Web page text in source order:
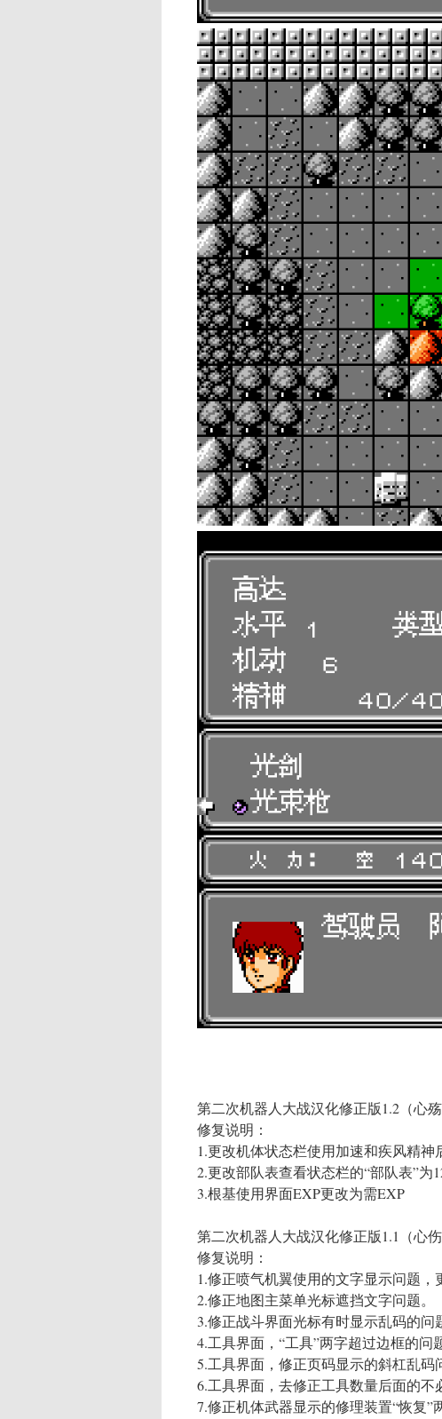
第二次机器人大战汉化修正版1.2（心殇
修复说明：
1.更改机体状态栏使用加速和疾风精
2.更改部队表查看状态栏的“部队表”为
3.根基使用界面EXP更改为需EXP
第二次机器人大战汉化修正版1.1（心伤
修复说明：
1.修正喷气机翼使用的文字显示问题
2.修正地图主菜单光标遮挡文字问题。
3.修正战斗界面光标有时显示乱码的问
4.工具界面，“工具”两字超过边框的问
5.工具界面，修正页码显示的斜杠乱码
6.工具界面，去修正工具数量后面的不
7.修正机体武器显示的修理装置“恢复”